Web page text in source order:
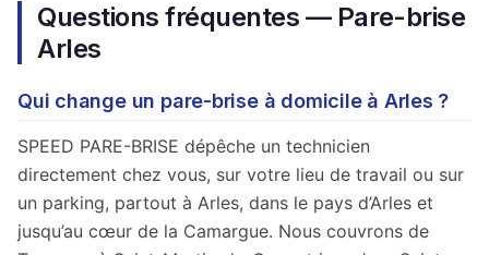
Questions fréquentes — Pare-brise
Arles
Qui change un pare-brise à domicile à Arles ?
SPEED PARE-BRISE dépêche un technicien
directement chez vous, sur votre lieu de travail ou sur
un parking, partout à Arles, dans le pays d’Arles et
jusqu’au cœur de la Camargue. Nous couvrons de